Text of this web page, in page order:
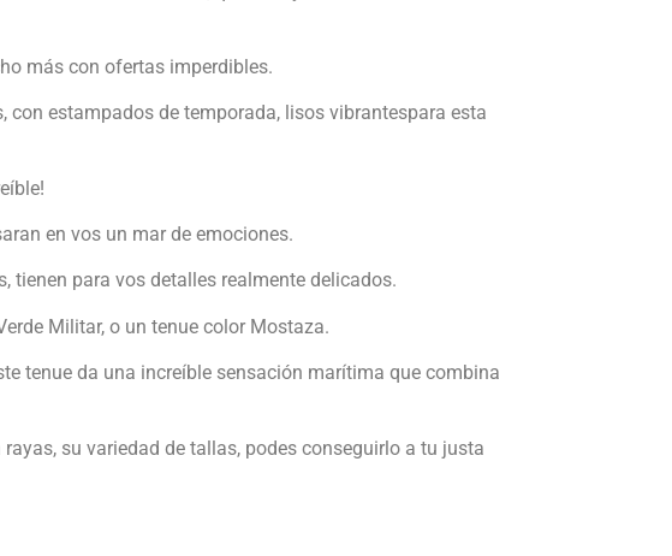
más con ofertas imperdibles.
con estampados de temporada, lisos vibrantespara esta
en vos un mar de emociones.
tienen para vos detalles realmente delicados.
Militar, o un tenue color Mostaza.
tenue da una increíble sensación marítima que combina
su variedad de tallas, podes conseguirlo a tu justa